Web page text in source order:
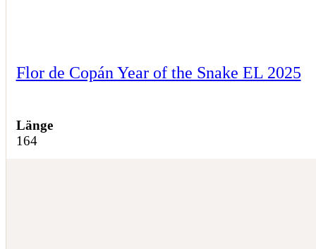
Flor de Copán Year of the Snake EL 2025
Länge
164